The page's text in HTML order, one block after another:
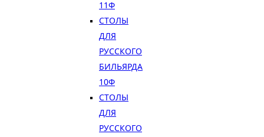
11Ф
СТОЛЫ
ДЛЯ
РУССКОГО
БИЛЬЯРДА
10Ф
СТОЛЫ
ДЛЯ
РУССКОГО